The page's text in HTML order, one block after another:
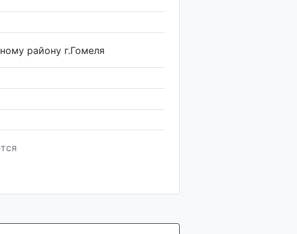
району г.Гомеля